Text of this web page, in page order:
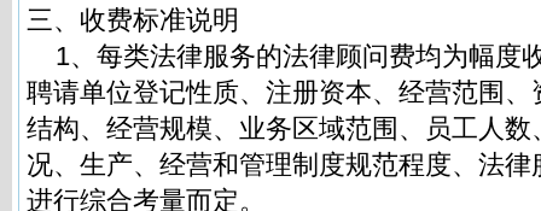
三、收费标准说明
1、每类法律服务的法律顾问费均为幅度
聘请单位登记性质、注册资本、经营范围
结构、经营规模、业务区域范围、员工人
况、生产、经营和管理制度规范程度、法
进行综合考量而定。